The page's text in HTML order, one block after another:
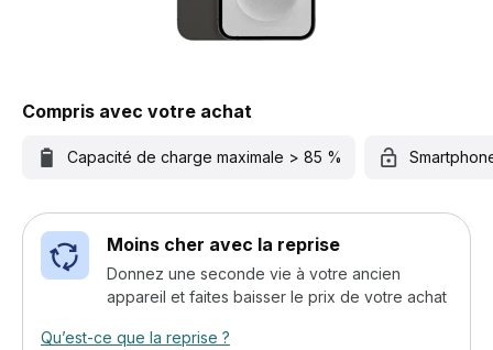
Compris avec votre achat
Capacité de charge maximale > 85 %
Moins cher avec la reprise
Donnez une seconde vie à votre ancien
appareil et faites baisser le prix de votre achat
Qu’est-ce que la reprise ?